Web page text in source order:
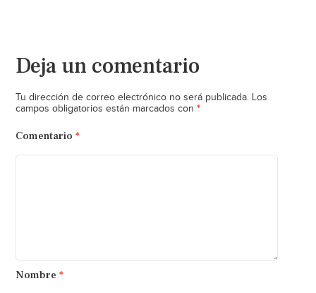
Deja un comentario
Tu dirección de correo electrónico no será publicada. Los
campos obligatorios están marcados con *
Comentario *
Nombre *